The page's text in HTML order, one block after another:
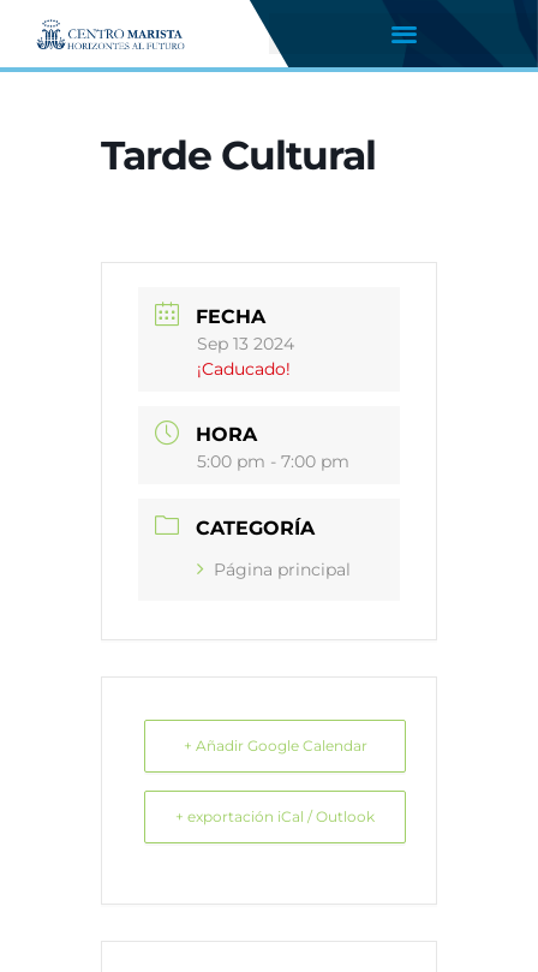
Tarde Cultural
FECHA
Sep 13 2024
¡Caducado!
HORA
5:00 pm - 7:00 pm
CATEGORÍA
Página principal
+ Añadir Google Calendar
+ exportación iCal / Outlook